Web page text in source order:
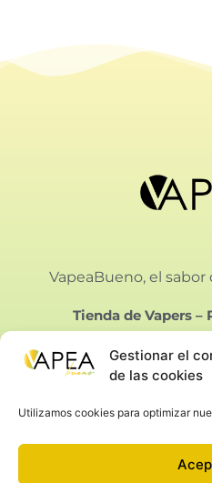
Gestionar el
de las cookies
Utilizamos cookies para optimizar
VapeaBueno, el
Tienda de Vapers –